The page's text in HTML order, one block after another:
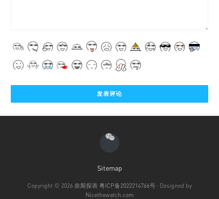
Sitemap
Copyright © 2026 奈斯探表 粤ICP备2022214766号 · Designed by
Nicethewatch.com